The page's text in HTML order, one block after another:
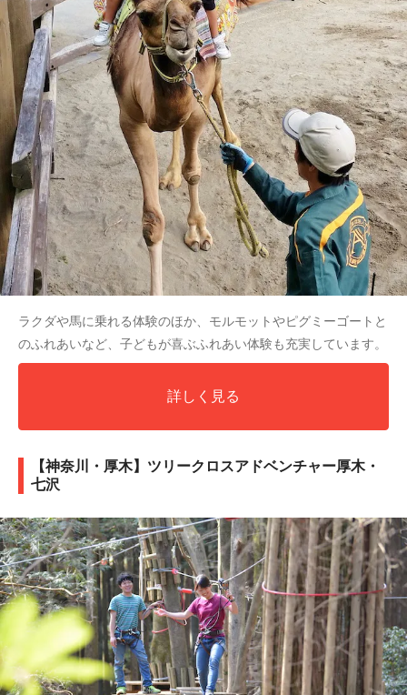
ラクダや馬に乗れる体験のほか、モルモットやピグミーゴートと
のふれあいなど、子どもが喜ぶふれあい体験も充実しています。
詳しく見る
【神奈川・厚木】ツリークロスアドベンチャー厚木・
七沢